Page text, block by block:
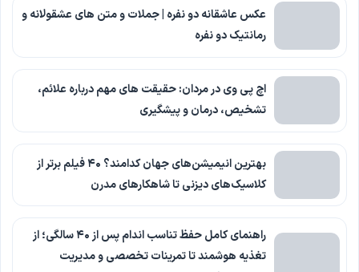
عکس عاشقانه دو نفره | جملات و متن های عشقولانه و
رمانتیک دو نفره
اچ پی وی در مردان: حقیقت های مهم درباره علائم،
تشخیص، درمان و پیشگیری
بهترین انیمیشن‌های جهان کدامند؟ ۴۰ فیلم برتر از
کلاسیک‌های دیزنی تا شاهکارهای مدرن
راهنمای کامل حفظ تناسب اندام پس از ۴۰ سالگی؛ از
تغذیه هوشمند تا تمرینات تخصصی و مدیریت